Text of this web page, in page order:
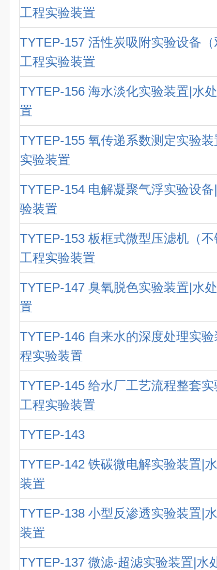
工程实验装置
TYTEP-157 活性炭吸附实验设备
工程实验装置
TYTEP-156 海水淡化实验装置|水
置
TYTEP-155 氧传递系数测定实验
实验装置
TYTEP-154 电解凝聚气浮实验设
验装置
TYTEP-153 板框式微型压滤机（
工程实验装置
TYTEP-147 臭氧脱色实验装置|水
置
TYTEP-146 自来水的深度处理实
程实验装置
TYTEP-145 给水厂工艺流程整套
工程实验装置
TYTEP-143
TYTEP-142 铁碳微电解实验装置|
装置
TYTEP-138 小型反渗透实验装置|
装置
TYTEP-137 微滤-超滤实验装置|水